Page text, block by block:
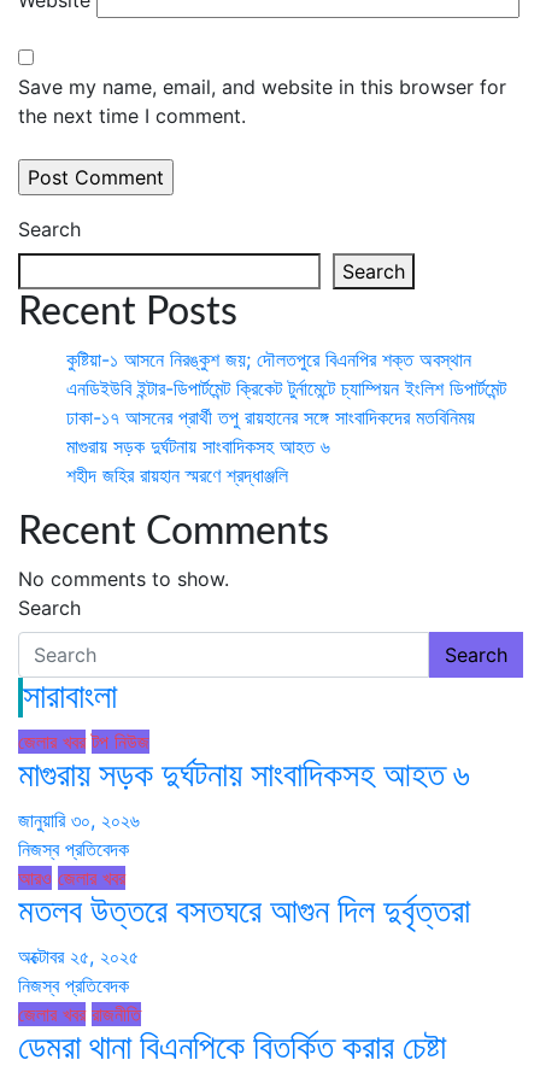
Save my name, email, and website in this browser for
the next time I comment.
Search
Search
Recent Posts
কুষ্টিয়া-১ আসনে নিরঙ্কুশ জয়; দৌলতপুরে বিএনপির শক্ত অবস্থান
এনডিইউবি ইন্টার-ডিপার্টমেন্ট ক্রিকেট টুর্নামেন্টে চ্যাম্পিয়ন ইংলিশ ডিপার্টমেন্ট
ঢাকা-১৭ আসনের প্রার্থী তপু রায়হানের সঙ্গে সাংবাদিকদের মতবিনিময়
মাগুরায় সড়ক দুর্ঘটনায় সাংবাদিকসহ আহত ৬
শহীদ জহির রায়হান স্মরণে শ্রদ্ধাঞ্জলি
Recent Comments
No comments to show.
Search
Search
সারাবাংলা
জেলার খবর টপ নিউজ
মাগুরায় সড়ক দুর্ঘটনায় সাংবাদিকসহ আহত ৬
জানুয়ারি ৩০, ২০২৬
নিজস্ব প্রতিবেদক
আরও জেলার খবর
মতলব উত্তরে বসতঘরে আগুন দিল দুর্বৃত্তরা
অক্টোবর ২৫, ২০২৫
নিজস্ব প্রতিবেদক
জেলার খবর রাজনীতি
ডেমরা থানা বিএনপিকে বিতর্কিত করার চেষ্টা